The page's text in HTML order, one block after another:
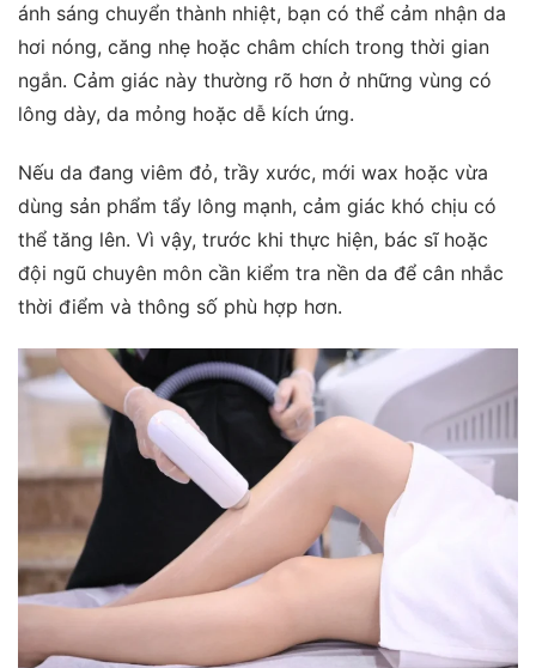
ánh sáng chuyển thành nhiệt, bạn có thể cảm nhận da
hơi nóng, căng nhẹ hoặc châm chích trong thời gian
ngắn. Cảm giác này thường rõ hơn ở những vùng có
lông dày, da mỏng hoặc dễ kích ứng.
Nếu da đang viêm đỏ, trầy xước, mới wax hoặc vừa
dùng sản phẩm tẩy lông mạnh, cảm giác khó chịu có
thể tăng lên. Vì vậy, trước khi thực hiện, bác sĩ hoặc
đội ngũ chuyên môn cần kiểm tra nền da để cân nhắc
thời điểm và thông số phù hợp hơn.